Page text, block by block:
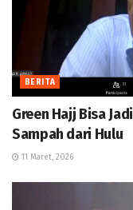
BERITA
Green Hajj Bisa
Sampah dari Hulu
11 Maret, 2026